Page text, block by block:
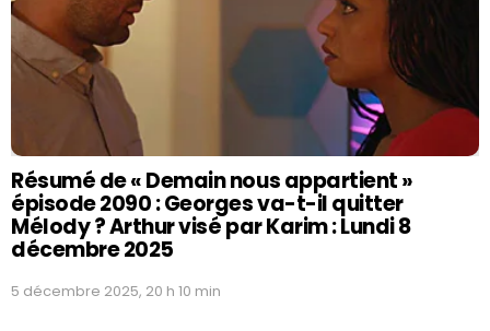
Résumé de « Demain nous appartient »
épisode 2090 : Georges va-t-il quitter
Mélody ? Arthur visé par Karim : Lundi 8
décembre 2025
5 décembre 2025, 20 h 10 min